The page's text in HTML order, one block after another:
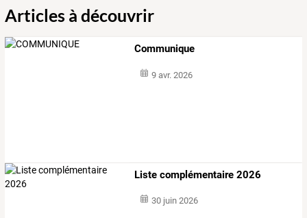
Articles à découvrir
Communique
9 avr. 2026
Liste complémentaire 2026
30 juin 2026